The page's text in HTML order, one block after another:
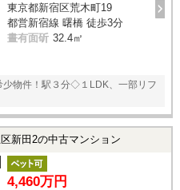
東京都新宿区荒木町19
都営新宿線 曙橋 徒歩3分
晝有面斫 32.4㎡
物件！駅３分◇１LDK、一部リフ
新田2の中古マンション
4,460万円